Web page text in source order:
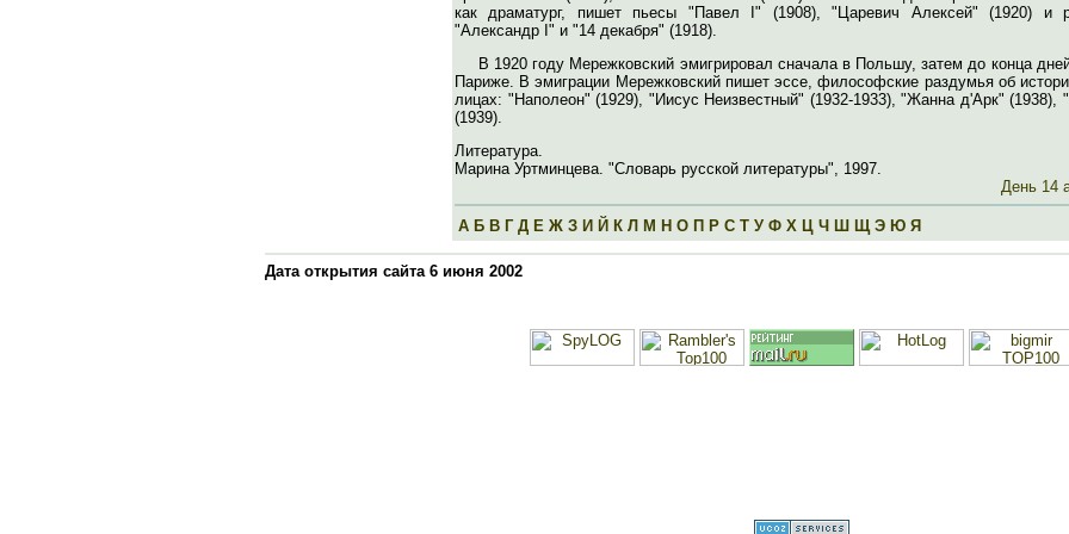
как драматург, пишет пьесы "Павел I" (1908), "Царевич Алексей" (1920) и
"Александр I" и "14 декабря" (1918).
В 1920 году Мережковский эмигрировал сначала в Польшу, затем до конца
Париже. В эмиграции Мережковский пишет эссе, философские раздумья об
лицах: "Наполеон" (1929), "Иисус Неизвестный" (1932-1933), "Жанна д'Арк" (1938),
(1939).
Литература.
Марина Уртминцева. "Словарь русской литературы", 1997.
День 14
А Б В Г Д Е Ж З И Й К Л М Н О П Р С Т У Ф Х Ц Ч Ш Щ Э Ю Я
Дата открытия сайта 6 июня 2002